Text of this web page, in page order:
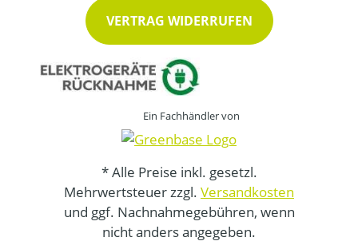
VERTRAG WIDERRUFEN
Ein Fachhändler von
* Alle Preise inkl. gesetzl.
Mehrwertsteuer zzgl. Versandkosten
und ggf. Nachnahmegebühren, wenn
nicht anders angegeben.